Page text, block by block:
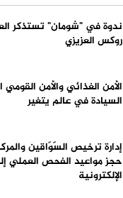
ندوة في "شومان" تستذكر
روكس العزيزي
الأمن الغذائي والأمن القومي
السيادة في عالم يتغير
إدارة ترخيص السّوّاقين
حجز مواعيد الفحص العملي
الإلكترونية